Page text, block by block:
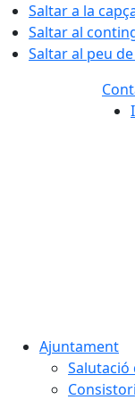
Saltar a la
Saltar al
Saltar al peu
Ajuntament
Salutació
Consistori